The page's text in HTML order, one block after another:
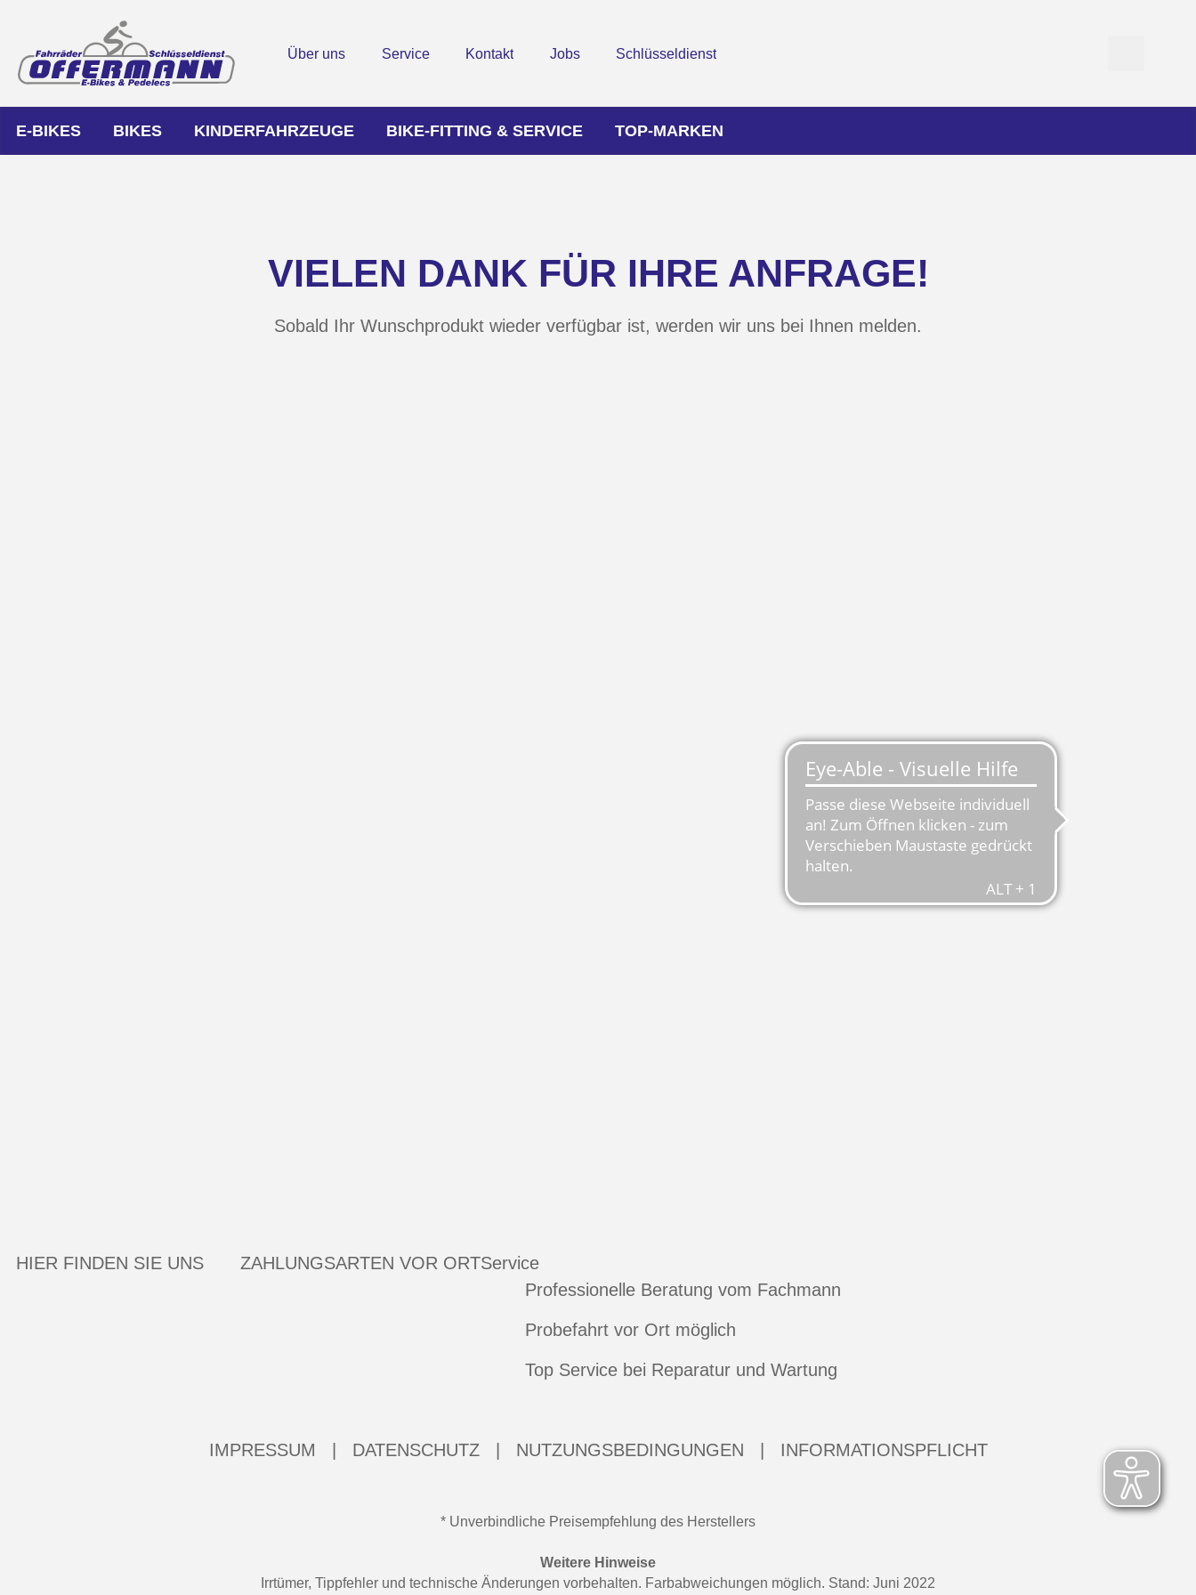
Über uns Service Kontakt Jobs Schlüsseldienst
E-BIKES BIKES KINDERFAHRZEUGE BIKE-FITTING & SERVICE TOP-MARKEN
VIELEN DANK FÜR IHRE ANFRAGE!
Sobald Ihr Wunschprodukt wieder verfügbar ist, werden wir uns bei Ihnen melden.
HIER FINDEN SIE UNS ZAHLUNGSARTEN VOR ORTService
Professionelle Beratung vom Fachmann
Probefahrt vor Ort möglich
Top Service bei Reparatur und Wartung
IMPRESSUM DATENSCHUTZ NUTZUNGSBEDINGUNGEN INFORMATIONSPFLICHT
* Unverbindliche Preisempfehlung des Herstellers
Weitere Hinweise
Irrtümer, Tippfehler und technische Änderungen vorbehalten. Farbabweichungen möglich. Stand: Juni 2022